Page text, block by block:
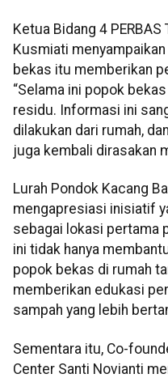
Ketua Bidang 4
Kusmiati
bekas itu memberikan
“Selama ini popok
residu. Informasi ini
dilakukan dari rumah,
juga kembali dirasakan
Lurah Pondok Kacang
mengapresiasi inisiatif
sebagai lokasi pertama
ini tidak hanya
popok bekas di rumah
memberikan edukasi
sampah yang lebih
Sementara itu, Co-
Center Santi Novianti